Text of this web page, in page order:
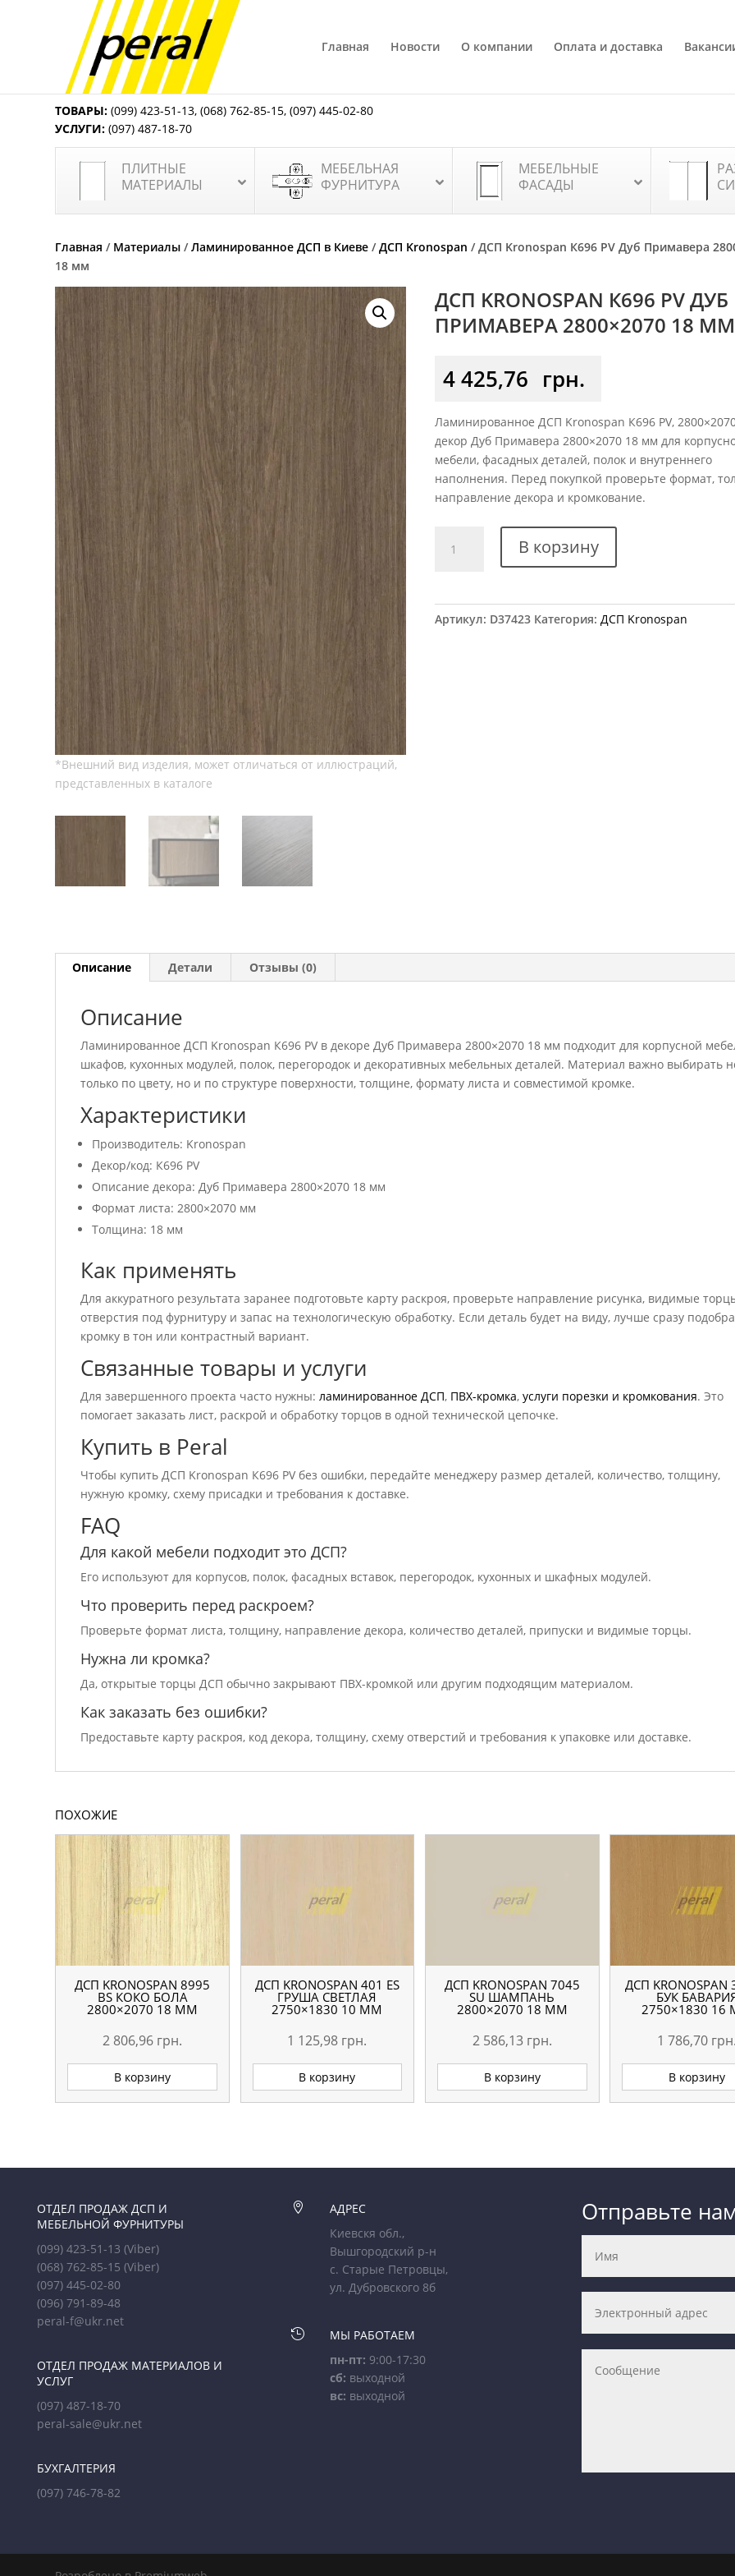
Главная Новости О компании Оплата и доставка
ТОВАРЫ: (099) 423-51-13,(068) 762-85-15,(097) 445-02-80
УСЛУГИ: (097) 487-18-70
ПЛИТНЫЕ
МАТЕРИАЛЫ
МЕБЕЛЬНАЯ
ФУРНИТУРА
МЕБЕЛЬНЫЕ
ФАСАДЫ
Главная / Материалы /Ламинированное ДСП в Киеве /ДСП Kronospan / ДСП Kronospan К696 PV Дуб Примавера
18 мм
ДСП KRONOSPAN К696 PV ДУБ
ПРИМАВЕРА 2800×2070 18 ММ
4 425,76 грн.
Ламинированное ДСП Kronospan К696 PV,
декор Дуб Примавера 2800×2070 18 мм для
мебели, фасадных деталей, полок и внутреннего
наполнения. Перед покупкой проверьте формат,
направление декора и кромкование.
товара
PV
В корзину
Артикул: D37423 Категория:ДСП Kronospan
Описание Детали Отзывы (0)
Описание
Ламинированное ДСП Kronospan К696 PV в декоре Дуб Примавера 2800×2070 18 мм подходит для корпусной
шкафов, кухонных модулей, полок, перегородок и декоративных мебельных деталей. Материал важно выбирать
только по цвету, но и по структуре поверхности, толщине, формату листа и совместимой кромке.
Характеристики
Производитель: Kronospan
Декор/код: К696 PV
Описание декора: Дуб Примавера 2800×2070 18 мм
Формат листа: 2800×2070 мм
Толщина: 18 мм
Как применять
Для аккуратного результата заранее подготовьте карту раскроя, проверьте направление рисунка, видимые
отверстия под фурнитуру и запас на технологическую обработку. Если деталь будет на виду, лучше сразу
кромку в тон или контрастный вариант.
Связанные товары и услуги
Для завершенного проекта часто нужны:ламинированное ДСП, ПВХ-кромка,услуги порезки и кромкования. Это
помогает заказать лист, раскрой и обработку торцов в одной технической цепочке.
Купить в Peral
Чтобы купить ДСП Kronospan К696 PV без ошибки, передайте менеджеру размер деталей, количество, толщину,
нужную кромку, схему присадки и требования к доставке.
FAQ
Для какой мебели подходит это ДСП?
Его используют для корпусов, полок, фасадных вставок, перегородок, кухонных и шкафных модулей.
Что проверить перед раскроем?
Проверьте формат листа, толщину, направление декора, количество деталей, припуски и видимые торцы.
Нужна ли кромка?
Да, открытые торцы ДСП обычно закрывают ПВХ-кромкой или другим подходящим материалом.
Как заказать без ошибки?
Предоставьте карту раскроя, код декора, толщину, схему отверстий и требования к упаковке или доставке.
ПОХОЖИЕ
ДСП KRONOSPAN 8995
ВS КОКО БОЛА
2800×2070 18 ММ
2 806,96 грн.
В корзину
ДСП KRONOSPAN 401 ES
ГРУША СВЕТЛАЯ
2750×1830 10 ММ
1 125,98 грн.
В корзину
ДСП KRONOSPAN 7045
SU ШАМПАНЬ
2800×2070 18 ММ
2 586,13 грн.
В корзину
ДСП KRONOSPAN
БУК
2750×1830 16
1 786,70 грн.
В корзину
ОТДЕЛ ПРОДАЖ ДСП И
МЕБЕЛЬНОЙ ФУРНИТУРЫ
(099) 423-51-13(Viber)
(068) 762-85-15(Viber)
(097) 445-02-80
(096) 791-89-48
peral-f@ukr.net
ОТДЕЛ ПРОДАЖ МАТЕРИАЛОВ И
УСЛУГ
(097) 487-18-70
peral-sale@ukr.net
БУХГАЛТЕРИЯ
(097) 746-78-82

АДРЕС
Киевскя обл.,
Вышгородский р-н
с. Старые Петровцы,
ул. Дубровского 8б

МЫ РАБОТАЕМ
пн-пт: 9:00-17:30
сб: выходной
вс: выходной
Отправьте